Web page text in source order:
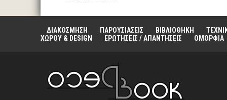
ΔΙΑΚΟΣΜΗΣΗ ΠΑΡΟΥΣΙΑΣΕΙΣ ΒΙΒΛΙΟΘΗΚΗ
ΧΩΡΟΥ & DESIGN
ΕΡΩΤΗΣΕΙΣ / ΑΠΑΝΤΗΣΕΙΣ ΟΜΟΡΦΙΑ